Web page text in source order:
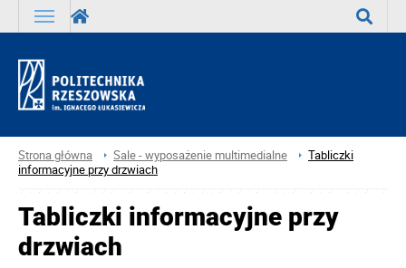
Strona główna Sale - wyposażenie multimedialne
Tabliczki
informacyjne przy drzwiach
Tabliczki informacyjne przy
drzwiach